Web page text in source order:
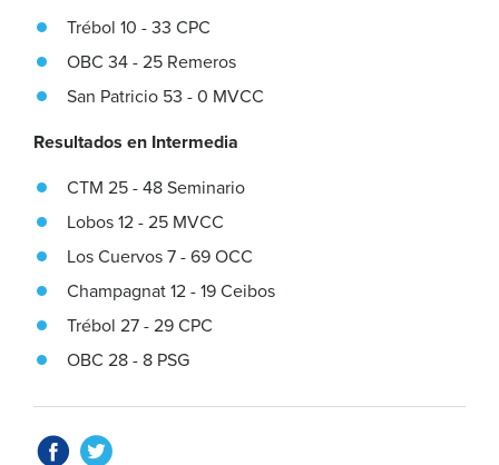
Trébol 10 - 33 CPC
OBC 34 - 25 Remeros
San Patricio 53 - 0 MVCC
Resultados en Intermedia
CTM 25 - 48 Seminario
Lobos 12 - 25 MVCC
Los Cuervos 7 - 69 OCC
Champagnat 12 - 19 Ceibos
Trébol 27 - 29 CPC
OBC 28 - 8 PSG